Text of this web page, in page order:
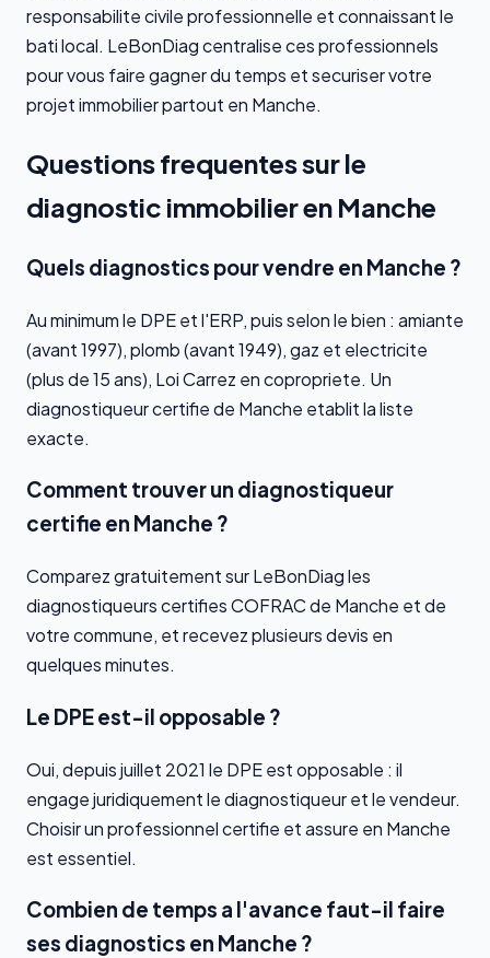
responsabilite civile professionnelle et connaissant le
bati local. LeBonDiag centralise ces professionnels
pour vous faire gagner du temps et securiser votre
projet immobilier partout en Manche.
Questions frequentes sur le
diagnostic immobilier en Manche
Quels diagnostics pour vendre en Manche ?
Au minimum le DPE et l'ERP, puis selon le bien : amiante
(avant 1997), plomb (avant 1949), gaz et electricite
(plus de 15 ans), Loi Carrez en copropriete. Un
diagnostiqueur certifie de Manche etablit la liste
exacte.
Comment trouver un diagnostiqueur
certifie en Manche ?
Comparez gratuitement sur LeBonDiag les
diagnostiqueurs certifies COFRAC de Manche et de
votre commune, et recevez plusieurs devis en
quelques minutes.
Le DPE est-il opposable ?
Oui, depuis juillet 2021 le DPE est opposable : il
engage juridiquement le diagnostiqueur et le vendeur.
Choisir un professionnel certifie et assure en Manche
est essentiel.
Combien de temps a l'avance faut-il faire
ses diagnostics en Manche ?